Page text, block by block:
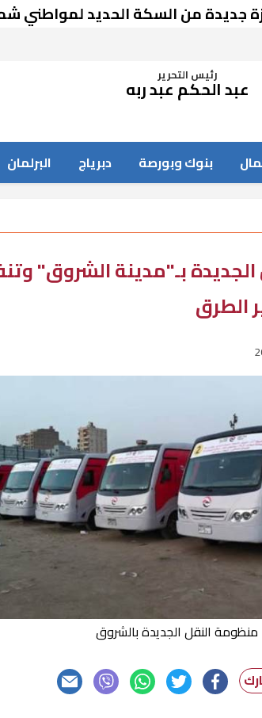
من السكة الحديد لمواطني شمال
رئيس التحرير
عبد الحكم عبد ربه
بنوك وبورصة دبرياج البرلمان
بـ"مدينة الشروق"
الطرق
منظومة النقل الجديدة بالشروق